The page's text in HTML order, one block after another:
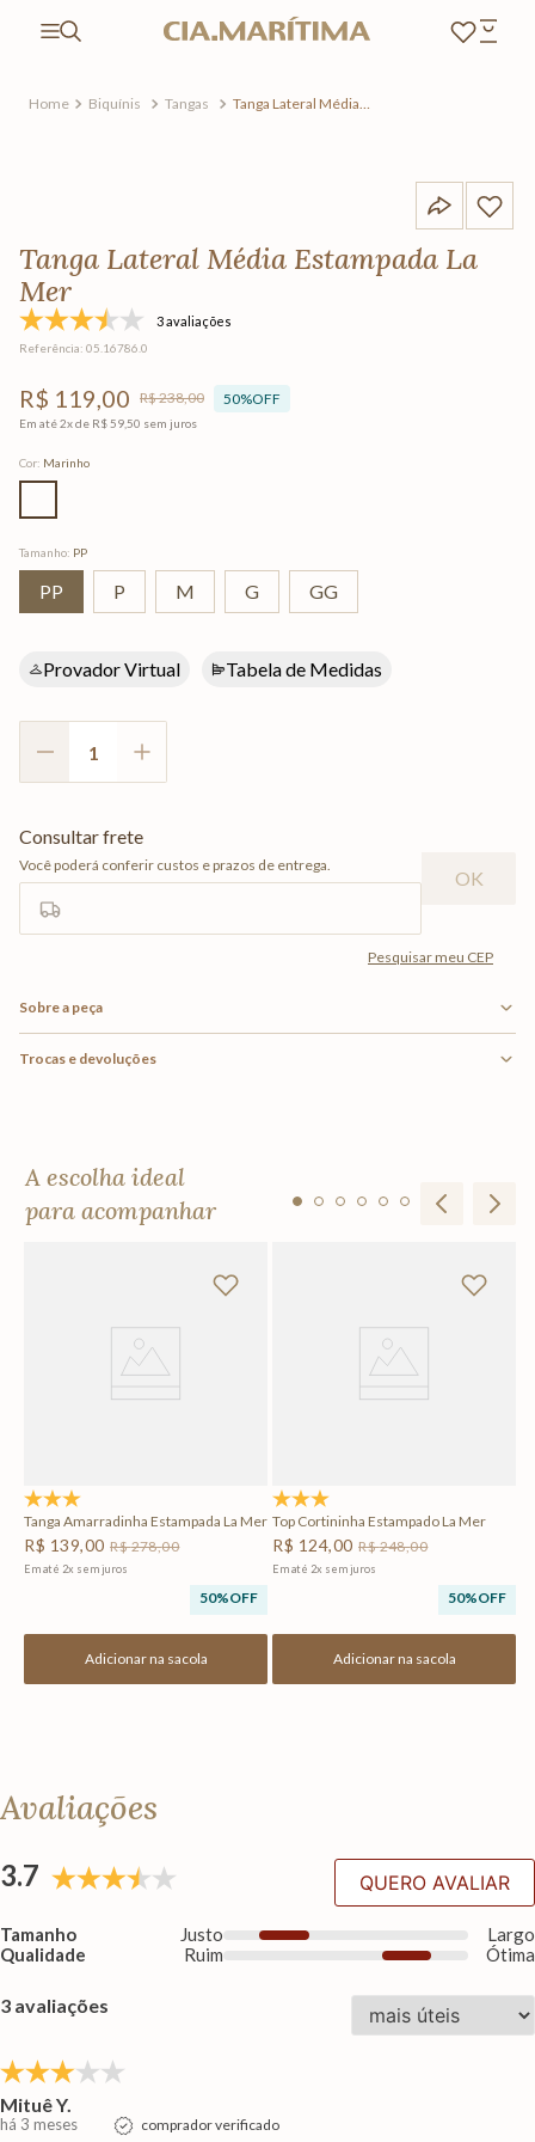
Biquínis Tangas
Tanga Lateral Média
Tanga Lateral Média Estampada La
Mer
3 avaliações
Referência: 05.16786.0
R$ 119,00 R$238,00 50%OFF
Em até2x de R$ 59 50 sem juros
Cor: Marinho
Tamanho: PP
PP P M G GG
Provador Virtual Tabela de Medidas
Sobre a peça
Trocas e devoluções
A escolha ideal
para acompanhar
Tanga Amarradinha Estampada La Mer
R$ 139,00 R$278,00
Em até 2x sem juros
50%OFF
Adicionar na sacola
Top Cortininha Estampado La Mer
R$ 124,00 R$248,00
Em até 2x sem juros
50%OFF
Adicionar na sacola
Avaliações
3.7
Tamanho Justo
Largo
Qualidade
Ruim Ótima
QUERO AVALIAR
3 avaliações
Mituê Y.
há 3 meses comprador verificado